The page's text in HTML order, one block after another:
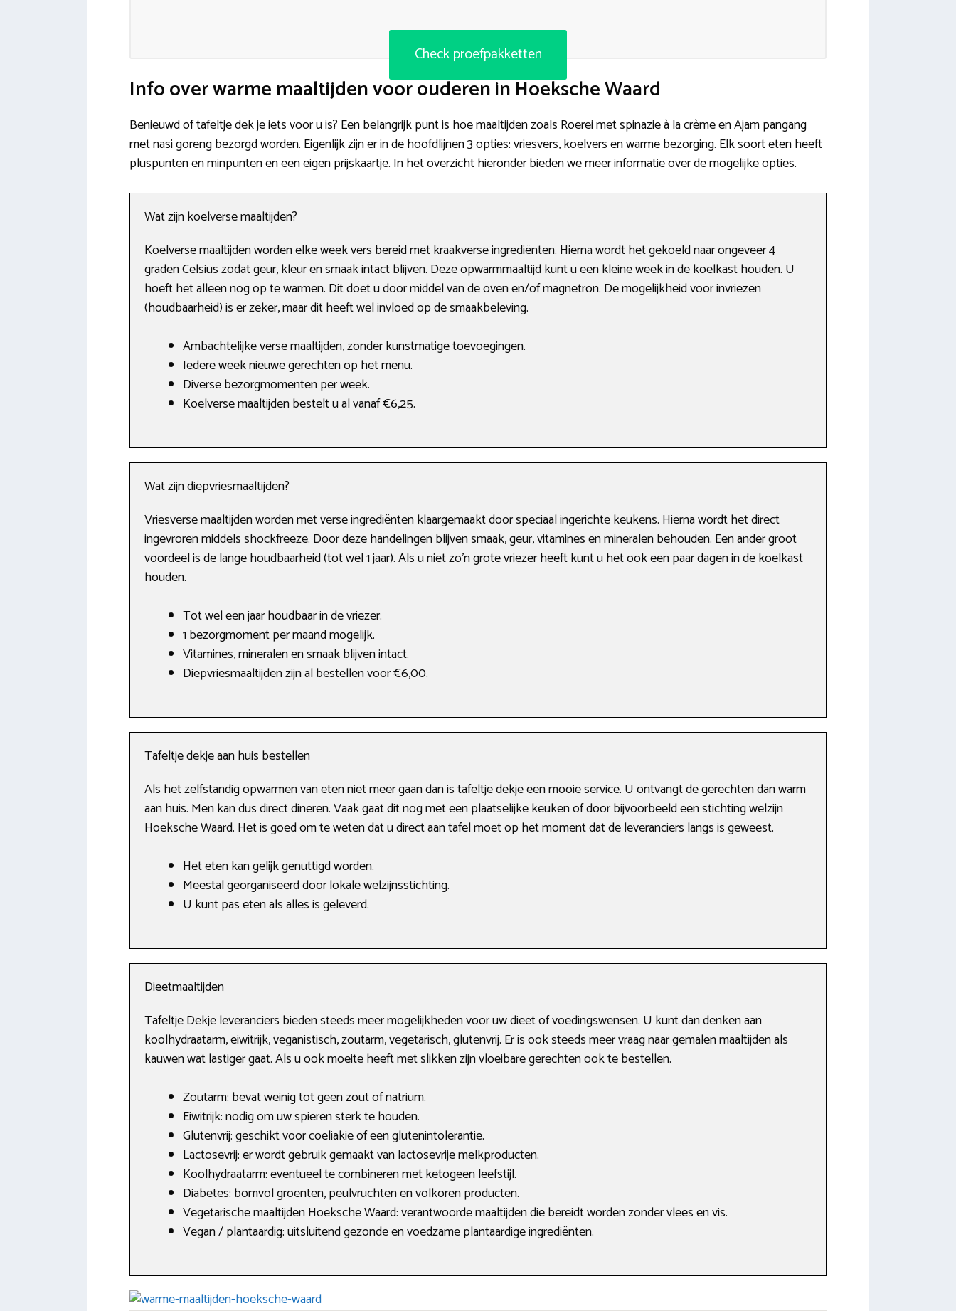
Check proefpakketten
Info over warme maaltijden voor ouderen in Hoeksche Waard
Benieuwd of tafeltje dek je iets voor u is? Een belangrijk punt is hoe maaltijden zoals Roerei met spinazie à la crème en Ajam pangang
met nasi goreng bezorgd worden. Eigenlijk zijn er in de hoofdlijnen 3 opties: vriesvers, koelvers en warme bezorging. Elk soort eten heeft
pluspunten en minpunten en een eigen prijskaartje. In het overzicht hieronder bieden we meer informatie over de mogelijke opties.
Wat zijn koelverse maaltijden?
Koelverse maaltijden worden elke week vers bereid met kraakverse ingrediënten. Hierna wordt het gekoeld naar ongeveer 4
graden Celsius zodat geur, kleur en smaak intact blijven. Deze opwarmmaaltijd kunt u een kleine week in de koelkast houden. U
hoeft het alleen nog op te warmen. Dit doet u door middel van de oven en/of magnetron. De mogelijkheid voor invriezen
(houdbaarheid) is er zeker, maar dit heeft wel invloed op de smaakbeleving.
Ambachtelijke verse maaltijden, zonder kunstmatige toevoegingen.
Iedere week nieuwe gerechten op het menu.
Diverse bezorgmomenten per week.
Koelverse maaltijden bestelt u al vanaf €6,25.
Wat zijn diepvriesmaaltijden?
Vriesverse maaltijden worden met verse ingrediënten klaargemaakt door speciaal ingerichte keukens. Hierna wordt het direct
ingevroren middels shockfreeze. Door deze handelingen blijven smaak, geur, vitamines en mineralen behouden. Een ander groot
voordeel is de lange houdbaarheid (tot wel 1 jaar). Als u niet zo’n grote vriezer heeft kunt u het ook een paar dagen in de koelkast
houden.
Tot wel een jaar houdbaar in de vriezer.
1 bezorgmoment per maand mogelijk.
Vitamines, mineralen en smaak blijven intact.
Diepvriesmaaltijden zijn al bestellen voor €6,00.
Tafeltje dekje aan huis bestellen
Als het zelfstandig opwarmen van eten niet meer gaan dan is tafeltje dekje een mooie service. U ontvangt de gerechten dan warm
aan huis. Men kan dus direct dineren. Vaak gaat dit nog met een plaatselijke keuken of door bijvoorbeeld een stichting welzijn
Hoeksche Waard. Het is goed om te weten dat u direct aan tafel moet op het moment dat de leveranciers langs is geweest.
Het eten kan gelijk genuttigd worden.
Meestal georganiseerd door lokale welzijnsstichting.
U kunt pas eten als alles is geleverd.
Dieetmaaltijden
Tafeltje Dekje leveranciers bieden steeds meer mogelijkheden voor uw dieet of voedingswensen. U kunt dan denken aan
koolhydraatarm, eiwitrijk, veganistisch, zoutarm, vegetarisch, glutenvrij. Er is ook steeds meer vraag naar gemalen maaltijden als
kauwen wat lastiger gaat. Als u ook moeite heeft met slikken zijn vloeibare gerechten ook te bestellen.
Zoutarm: bevat weinig tot geen zout of natrium.
Eiwitrijk: nodig om uw spieren sterk te houden.
Glutenvrij: geschikt voor coeliakie of een glutenintolerantie.
Lactosevrij: er wordt gebruik gemaakt van lactosevrije melkproducten.
Koolhydraatarm: eventueel te combineren met ketogeen leefstijl.
Diabetes: bomvol groenten, peulvruchten en volkoren producten.
Vegetarische maaltijden Hoeksche Waard: verantwoorde maaltijden die bereidt worden zonder vlees en vis.
Vegan / plantaardig: uitsluitend gezonde en voedzame plantaardige ingrediënten.